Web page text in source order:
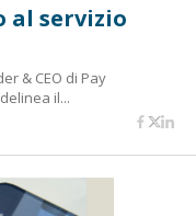
al servizio
& CEO di Pay
il...